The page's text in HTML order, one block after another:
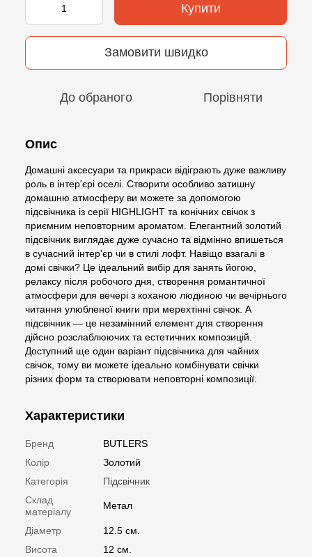
Купити
Замовити швидко
До обраного Порівняти
Опис
Домашні аксесуари та прикраси відіграють дуже важливу
роль в інтер'єрі оселі. Створити особливо затишну
домашню атмосферу ви можете за допомогою
підсвічника із серії HIGHLIGHT та конічних свічок з
приємним неповторним ароматом. Елегантний золотий
підсвічник виглядає дуже сучасно та відмінно впишеться
в сучасний інтер'єр чи в стилі лофт. Навіщо взагалі в
домі свічки? Це ідеальний вибір для занять йогою,
релаксу після робочого дня, створення романтичної
атмосфери для вечері з коханою людиною чи вечірнього
читання улюбленої книги при мерехтінні свічок. А
підсвічник — це незамінний елемент для створення
дійсно розслаблюючих та естетичних композицій.
Доступний ще один варіант підсвічника для чайних
свічок, тому ви можете ідеально комбінувати свічки
різних форм та створювати неповторні композиції.
Характеристики
Бренд
BUTLERS
Колір
Золотий
Категорія
Підсвічник
Склад
матеріалу
Метал
Діаметр
12.5 см.
Висота
12 см.